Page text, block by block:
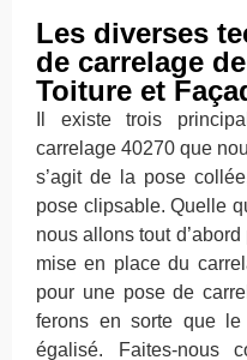
Les diverses
de carrelage
Toiture et
Il existe trois
carrelage 40270 que
s’agit de la pose
pose clipsable. Quelle
nous allons tout
mise en place du
pour une pose de
ferons en sorte que
égalisé. Faites-nous